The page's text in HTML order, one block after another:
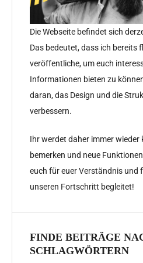
Die Webseite befindet sich
Das bedeutet, dass ich bereits
veröffentliche, um euch
Informationen bieten zu
daran, das Design und die
verbessern.
Ihr werdet daher immer wieder
bemerken und neue
euch für euer Verständnis und
unseren Fortschritt begleitet!
FINDE BEITRÄGE
SCHLAGWÖRTERN